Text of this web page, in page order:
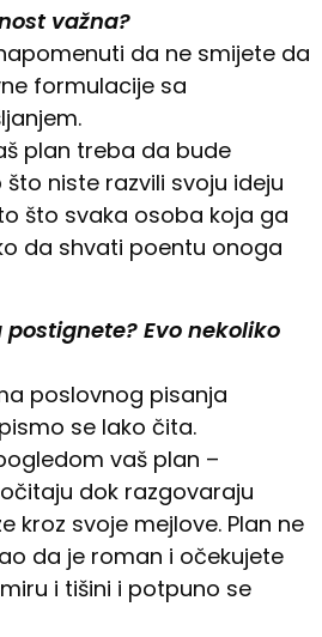
važna?
da ne smijete da
formulacije sa
plan treba da bude
niste razvili svoju ideju
što svaka osoba koja ga
da shvati poentu onoga
Evo nekoliko
poslovnog pisanja
se lako čita.
vaš plan –
dok razgovaraju
kroz svoje mejlove. Plan ne
da je roman i očekujete
i tišini i potpuno se